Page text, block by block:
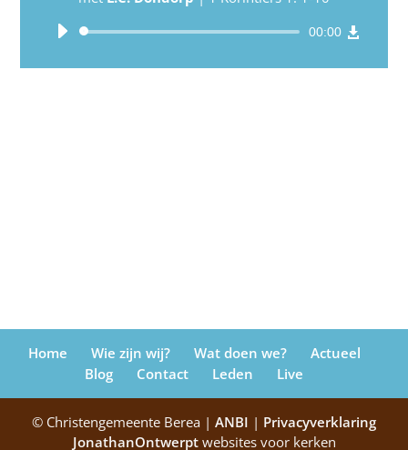
Audiospeler
00:00 
Home Wie zijn wij? Wat doen we?
Actueel
Blog
Contact Leden Live
© Christengemeente Berea | ANBI | Privacyverklaring
JonathanOntwerpt websites voor kerken